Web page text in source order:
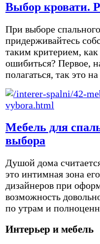
Выбор кровати.
При выборе
придерживайтесь
таким критерием,
ошибиться? Первое,
полагаться, так это
Мебель для
выбора
Душой дома
это интимная зона
дизайнеров при
возможность
по утрам и
Интерьер и мебель